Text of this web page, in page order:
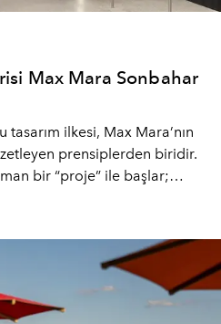
Max Mara Sonbahar
tasarım ilkesi, Max Mara’nın
prensiplerden biridir.
bir “proje” ile başlar;
dönüştürmek.